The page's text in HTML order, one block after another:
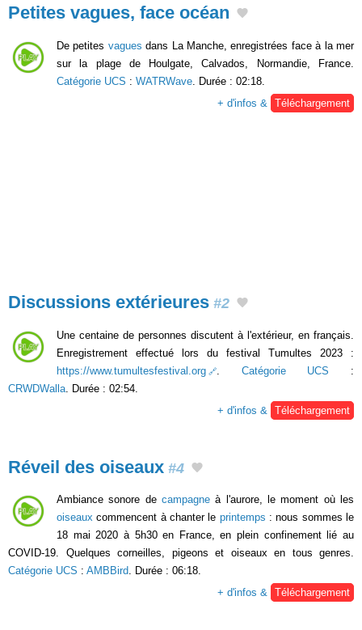
Petites vagues, face océan
De petites vagues dans La Manche, enregistrées face à la mer
sur la plage de Houlgate, Calvados, Normandie, France.
Catégorie UCS : WATRWave. Durée : 02:18.
+ d'infos & Téléchargement
Discussions extérieures #2
Une centaine de personnes discutent à l'extérieur, en français.
Enregistrement effectué lors du festival Tumultes 2023 :
https://www.tumultesfestival.org
. Catégorie UCS :
CRWDWalla . Durée : 02:54.
+ d'infos &
Téléchargement
Réveil des oiseaux #4
Ambiance sonore de campagne à l'aurore, le moment où les
oiseaux commencent à chanter le printemps : nous sommes le
18 mai 2020 à 5h30 en France, en plein confinement lié au
COVID-19. Quelques corneilles, pigeons et oiseaux en tous genres.
Catégorie UCS : AMBBird. Durée : 06:18.
+ d'infos & Téléchargement